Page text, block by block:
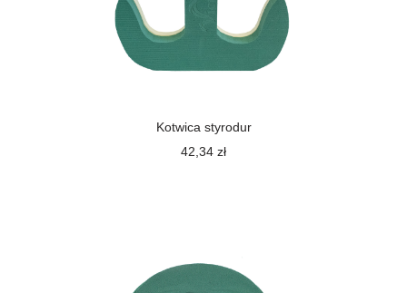
Kotwica styrodur
42,34 zł